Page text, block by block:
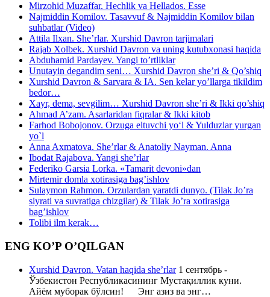
Mirzohid Muzaffar. Hechlik va Hellados. Esse
Najmiddin Komilov. Tasavvuf & Najmiddin Komilov bilan
suhbatlar (Video)
Attila Ilxan. She’rlar. Xurshid Davron tarjimalari
Rajab Xolbek. Xurshid Davron va uning kutubxonasi haqida
Abduhamid Pardayev. Yangi to’rtliklar
Unutayin degandim seni… Xurshid Davron she’ri & Qo’shiq
Xurshid Davron & Sarvara & IA. Sen kelar yo’llarga tikildim
bedor…
Xayr, dema, sevgilim… Xurshid Davron she’ri & Ikki qo’shiq
Ahmad A’zam. Asarlaridan fiqralar & Ikki kitob
Farhod Bobojonov. Orzuga eltuvchi yo‘l & Yulduzlar yurgan
yo`l
Anna Axmatova. She’rlar & Anatoliy Nayman. Anna
Ibodat Rajabova. Yangi she’rlar
Federiko Garsia Lorka. «Tamarit devoni»dan
Mirtemir domla xotirasiga bag’ishlov
Sulaymon Rahmon. Orzulardan yaratdi dunyo. (Tilak Jo’ra
siyrati va suvratiga chizgilar) & Tilak Jo’ra xotirasiga
bag’ishlov
Tolibi ilm kerak…
ENG KO’P O’QILGAN
Xurshid Davron. Vatan haqida she’rlar1 сентябрь -
Ўзбекистон Республикасининг Мустақиллик куни.
Айём муборак бўлсин! Энг азиз ва энг…